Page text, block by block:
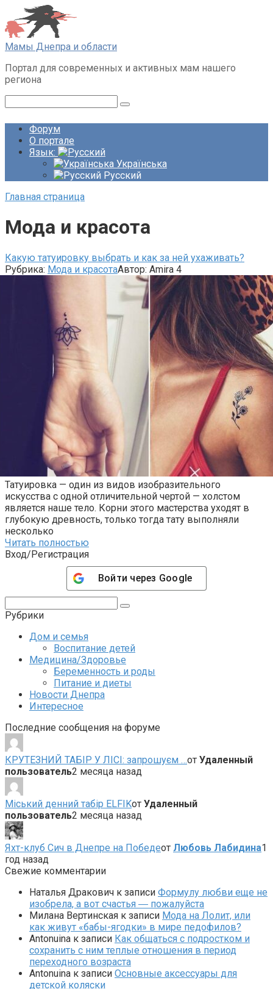
Перейти
к
контенту
Мамы Днепра и области
Портал для современных и активных мам нашего
региона
Форум
О портале
Язык:
Українська
Русский
Главная страница
Мода и красота
Какую татуировку выбрать и как за ней ухаживать?
Рубрика: Мода и красотаАвтор: Amira 4
Татуировка — один из видов изобразительного
искусства с одной отличительной чертой — холстом
является наше тело. Корни этого мастерства уходят в
глубокую древность, только тогда тату выполняли
несколько
Читать полностью
Вход/Регистрация
Войти через Google
Рубрики
Дом и семья
Воспитание детей
Медицина/Здоровье
Беременность и роды
Питание и диеты
Новости Днепра
Интересное
Последние сообщения на форуме
КРУТЕЗНИЙ ТАБІР У ЛІСІ: запрошуєм …от Удаленный
пользователь2 месяца назад
Міський денний табір ELFIKот Удаленный
пользователь2 месяца назад
Яхт-клуб Сич в Днепре на Победеот Любовь Лабидина1
год назад
Свежие комментарии
Наталья Дракович к записи Формулу любви еще не
изобрела, а вот счастья ― пожалуйста
Милана Вертинская к записи Мода на Лолит, или
как живут «бабы-ягодки» в мире педофилов?
Antonuina к записи Как общаться с подростком и
сохранить с ним теплые отношения в период
переходного возраста
Antonuina к записи Основные аксессуары для
детской коляски